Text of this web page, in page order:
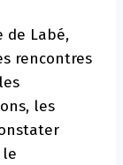
de Labé,
rencontres
les
le